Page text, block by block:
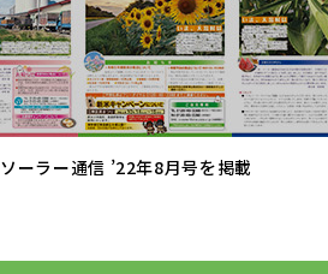
ソーラー通信 ’22年8月号を掲載